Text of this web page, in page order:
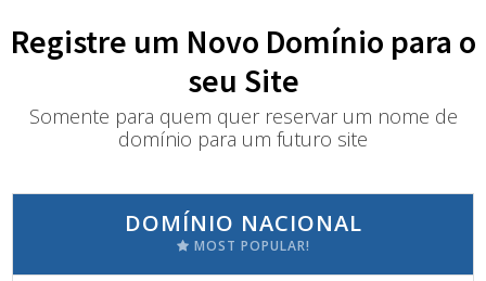
Registre um Novo Domínio para o
seu Site
Somente para quem quer reservar um nome de
domínio para um futuro site
DOMÍNIO NACIONAL
MOST POPULAR!